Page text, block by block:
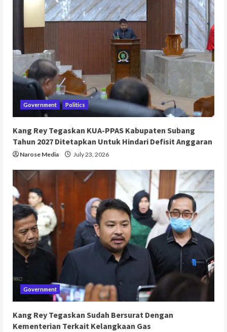
Government Politics
Kang Rey Tegaskan KUA-PPAS Kabupaten Subang
Tahun 2027 Ditetapkan Untuk Hindari Defisit Anggaran
Narose Media July 23, 2026
Government
Kang Rey Tegaskan Sudah Bersurat Dengan
Kementerian Terkait Kelangkaan Gas